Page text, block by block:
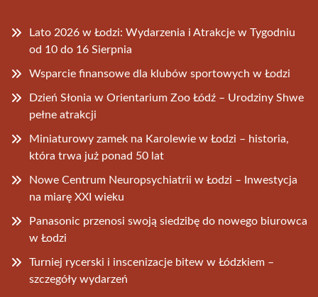
Lato 2026 w Łodzi: Wydarzenia i Atrakcje w Tygodniu
od 10 do 16 Sierpnia
Wsparcie finansowe dla klubów sportowych w Łodzi
Dzień Słonia w Orientarium Zoo Łódź – Urodziny Shwe
pełne atrakcji
Miniaturowy zamek na Karolewie w Łodzi – historia,
która trwa już ponad 50 lat
Nowe Centrum Neuropsychiatrii w Łodzi – Inwestycja
na miarę XXI wieku
Panasonic przenosi swoją siedzibę do nowego biurowca
w Łodzi
Turniej rycerski i inscenizacje bitew w Łódzkiem –
szczegóły wydarzeń